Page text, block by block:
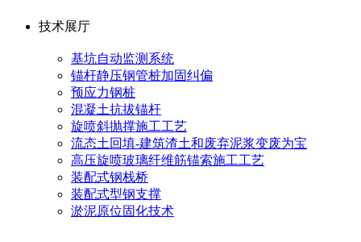
技术展厅
基坑自动监测系统
锚杆静压钢管桩加固纠偏
预应力钢桩
混凝土抗拔锚杆
旋喷斜抛撑施工工艺
流态土回填-建筑渣土和废弃泥浆变废为宝
高压旋喷玻璃纤维筋锚索施工工艺
装配式钢栈桥
装配式型钢支撑
淤泥原位固化技术